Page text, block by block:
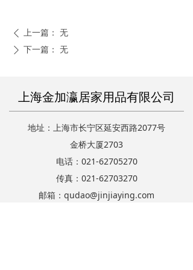
ꄴ 上一篇： 无
ꄲ 下一篇： 无
上海金加瀛居家用品有限公司
地址：上海市长宁区延安西路2077号
金桥大厦2703
电话：021-62705270
传真：021-62703270
邮箱：qudao@jinjiaying.com